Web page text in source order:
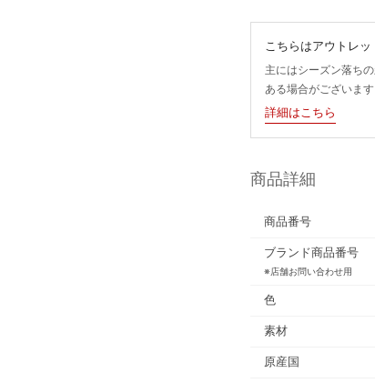
こちらはアウトレッ
主にはシーズン落ち
ある場合がございま
詳細はこちら
商品詳細
商品番号
ブランド商品番号
※店舗お問い合わせ用
色
素材
原産国